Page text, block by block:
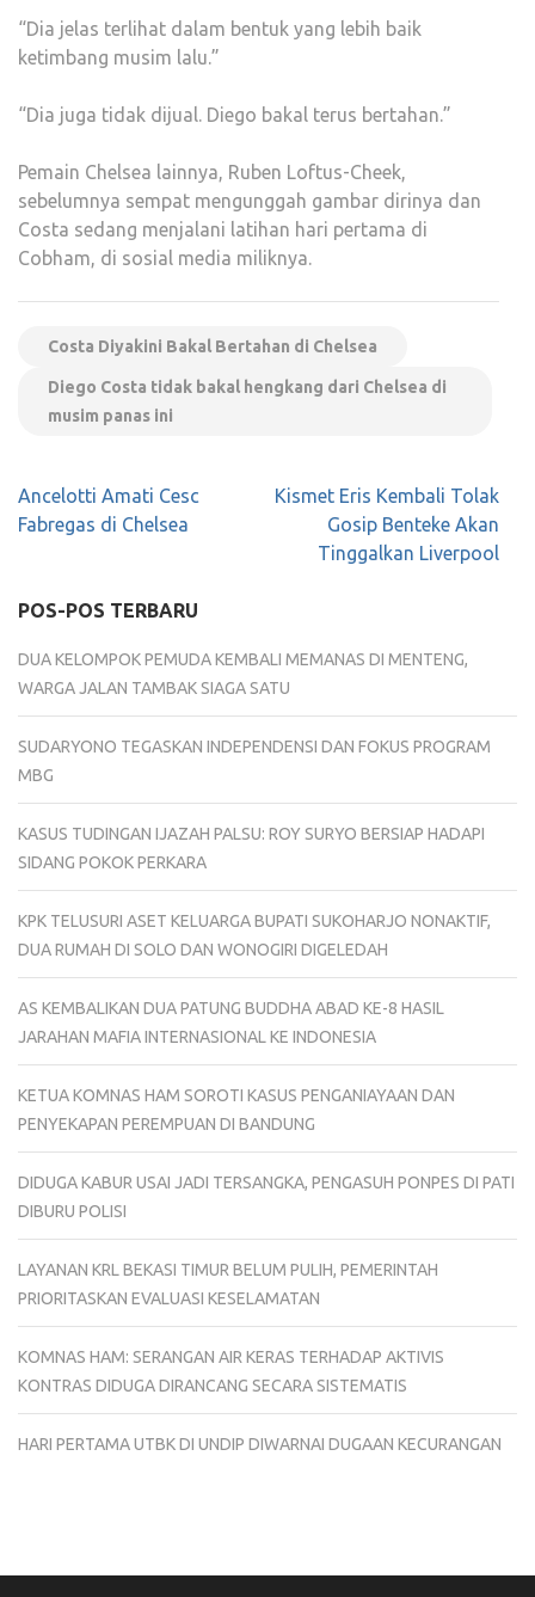
“Dia jelas terlihat dalam bentuk yang lebih baik
ketimbang musim lalu.”
“Dia juga tidak dijual. Diego bakal terus bertahan.”
Pemain Chelsea lainnya, Ruben Loftus-Cheek,
sebelumnya sempat mengunggah gambar dirinya dan
Costa sedang menjalani latihan hari pertama di
Cobham, di sosial media miliknya.
Costa Diyakini Bakal Bertahan di Chelsea
Diego Costa tidak bakal hengkang dari Chelsea di
musim panas ini
Navigasi
pos
Ancelotti Amati Cesc
Fabregas di Chelsea
Kismet Eris Kembali Tolak
Gosip Benteke Akan
Tinggalkan Liverpool
POS-POS TERBARU
DUA KELOMPOK PEMUDA KEMBALI MEMANAS DI MENTENG,
WARGA JALAN TAMBAK SIAGA SATU
SUDARYONO TEGASKAN INDEPENDENSI DAN FOKUS PROGRAM
MBG
KASUS TUDINGAN IJAZAH PALSU: ROY SURYO BERSIAP HADAPI
SIDANG POKOK PERKARA
KPK TELUSURI ASET KELUARGA BUPATI SUKOHARJO NONAKTIF,
DUA RUMAH DI SOLO DAN WONOGIRI DIGELEDAH
AS KEMBALIKAN DUA PATUNG BUDDHA ABAD KE-8 HASIL
JARAHAN MAFIA INTERNASIONAL KE INDONESIA
KETUA KOMNAS HAM SOROTI KASUS PENGANIAYAAN DAN
PENYEKAPAN PEREMPUAN DI BANDUNG
DIDUGA KABUR USAI JADI TERSANGKA, PENGASUH PONPES DI PATI
DIBURU POLISI
LAYANAN KRL BEKASI TIMUR BELUM PULIH, PEMERINTAH
PRIORITASKAN EVALUASI KESELAMATAN
KOMNAS HAM: SERANGAN AIR KERAS TERHADAP AKTIVIS
KONTRAS DIDUGA DIRANCANG SECARA SISTEMATIS
HARI PERTAMA UTBK DI UNDIP DIWARNAI DUGAAN KECURANGAN